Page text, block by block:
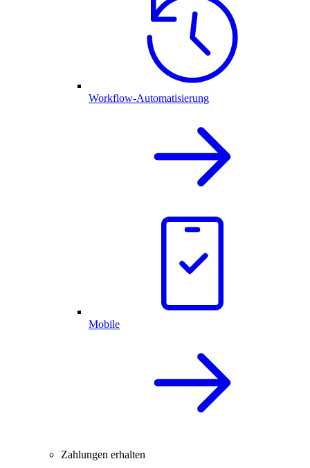
Workflow-Automatisierung
Mobile
Zahlungen erhalten